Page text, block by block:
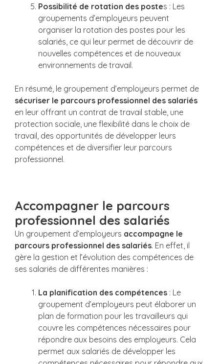
Possibilité de rotation des postes : Les
groupements d’employeurs peuvent
organiser la rotation des postes pour les
salariés, ce qui leur permet de découvrir de
nouvelles compétences et de nouveaux
environnements de travail.
En résumé, le groupement d’employeurs permet de
sécuriser le parcours professionnel des salariés
en leur offrant un contrat de travail stable, une
protection sociale, une flexibilité dans le choix de
travail, des opportunités de développer leurs
compétences et de diversifier leur parcours
professionnel.
Accompagner le parcours
professionnel des salariés
Un groupement d’employeurs accompagne le
parcours professionnel des salariés. En effet, il
gère la gestion et l’évolution des compétences de
ses salariés de différentes manières :
La planification des compétences : Le
groupement d’employeurs peut élaborer un
plan de formation pour les travailleurs qui
couvre les compétences nécessaires pour
répondre aux besoins des employeurs. Cela
permet aux salariés de développer les